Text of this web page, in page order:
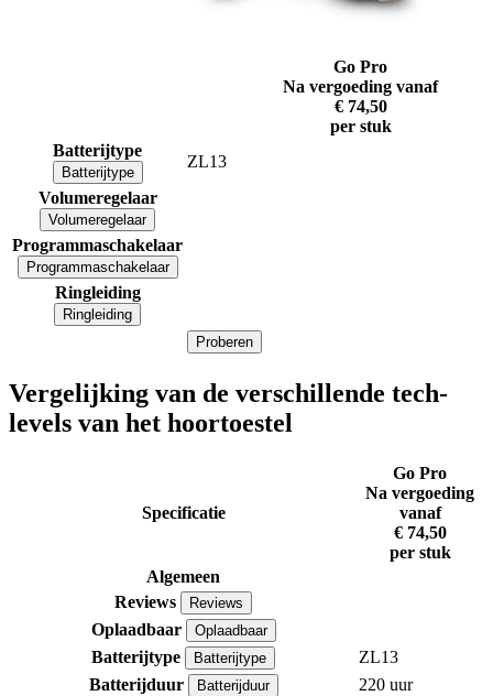
Go Pro
Na vergoeding vanaf
€ 74,50
per stuk
Batterijtype
Batterijtype
ZL13
Volumeregelaar
Volumeregelaar
Programmaschakelaar
Programmaschakelaar
Ringleiding
Ringleiding
Proberen
Vergelijking van de verschillende tech-
levels van het hoortoestel
Specificatie
Go Pro
Na vergoeding
vanaf
€ 74,50
per stuk
Algemeen
Reviews
Reviews
Oplaadbaar Oplaadbaar
Batterijtype Batterijtype
ZL13
Batterijduur
Batterijduur
220 uur